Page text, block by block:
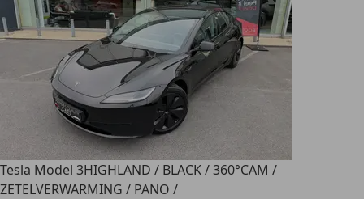
Tesla Model 3HIGHLAND / BLACK / 360°CAM /
ZETELVERWARMING / PANO /